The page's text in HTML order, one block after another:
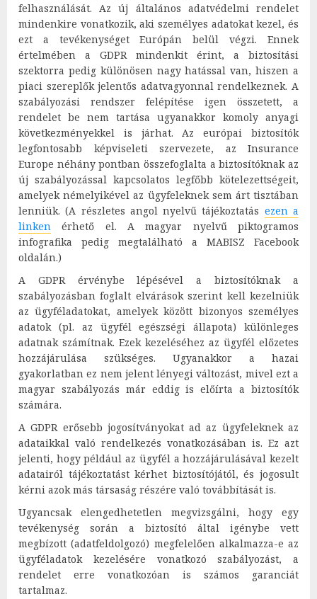
felhasználását. Az új általános adatvédelmi rendelet
mindenkire vonatkozik, aki személyes adatokat kezel, és
ezt a tevékenységet Európán belül végzi. Ennek
értelmében a GDPR mindenkit érint, a biztosítási
szektorra pedig különösen nagy hatással van, hiszen a
piaci szereplők jelentős adatvagyonnal rendelkeznek. A
szabályozási rendszer felépítése igen összetett, a
rendelet be nem tartása ugyanakkor komoly anyagi
következményekkel is járhat. Az európai biztosítók
legfontosabb képviseleti szervezete, az Insurance
Europe néhány pontban összefoglalta a biztosítóknak az
új szabályozással kapcsolatos legfőbb kötelezettségeit,
amelyek némelyikével az ügyfeleknek sem árt tisztában
lenniük. (A részletes angol nyelvű tájékoztatás ezen a
linken érhető el. A magyar nyelvű piktogramos
infografika pedig megtalálható a MABISZ Facebook
oldalán.)
A GDPR érvénybe lépésével a biztosítóknak a
szabályozásban foglalt elvárások szerint kell kezelniük
az ügyféladatokat, amelyek között bizonyos személyes
adatok (pl. az ügyfél egészségi állapota) különleges
adatnak számítnak. Ezek kezeléséhez az ügyfél előzetes
hozzájárulása szükséges. Ugyanakkor a hazai
gyakorlatban ez nem jelent lényegi változást, mivel ezt a
magyar szabályozás már eddig is előírta a biztosítók
számára.
A GDPR erősebb jogosítványokat ad az ügyfeleknek az
adataikkal való rendelkezés vonatkozásában is. Ez azt
jelenti, hogy például az ügyfél a hozzájárulásával kezelt
adatairól tájékoztatást kérhet biztosítójától, és jogosult
kérni azok más társaság részére való továbbítását is.
Ugyancsak elengedhetetlen megvizsgálni, hogy egy
tevékenység során a biztosító által igénybe vett
megbízott (adatfeldolgozó) megfelelően alkalmazza-e az
ügyféladatok kezelésére vonatkozó szabályozást, a
rendelet erre vonatkozóan is számos garanciát
tartalmaz.